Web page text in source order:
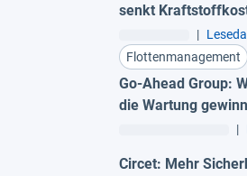
senkt
erhöht die
|
Flottenmanagement
Go-Ahead Group:
die Wartung
Zuversicht
|
Circet: Mehr